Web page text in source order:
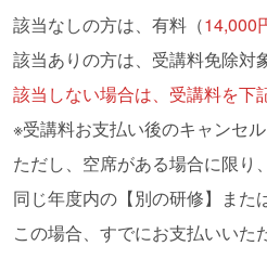
該当なしの方は、有料（14,000
該当ありの方は、受講料免除対
該当しない場合は、受講料を下
※受講料お支払い後のキャンセ
ただし、空席がある場合に限り、
同じ年度内の【別の研修】また
この場合、すでにお支払いいた